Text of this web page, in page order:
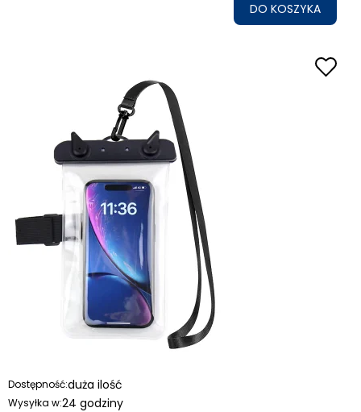
DO KOSZYKA
Dostępność:duża ilość
Wysyłka w:24 godziny